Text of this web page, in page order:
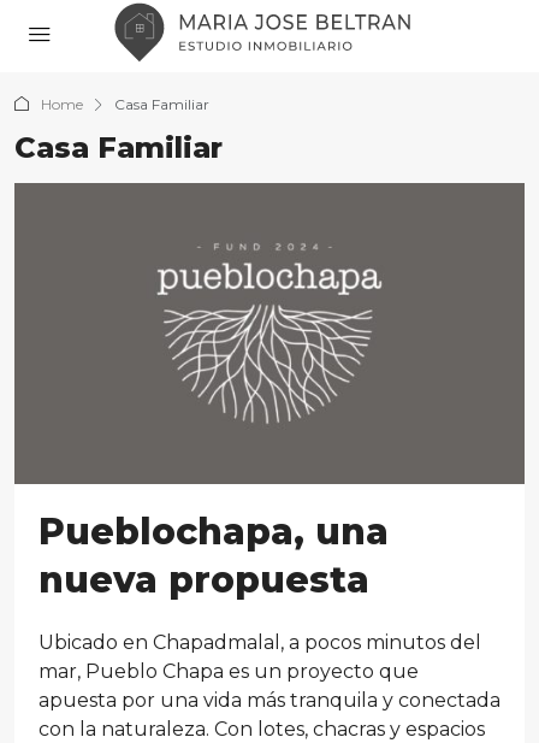
Home Casa Familiar
Casa Familiar
Pueblochapa, una
nueva propuesta
Ubicado en Chapadmalal, a pocos minutos del
mar, Pueblo Chapa es un proyecto que
apuesta por una vida más tranquila y conectada
con la naturaleza. Con lotes, chacras y espacios